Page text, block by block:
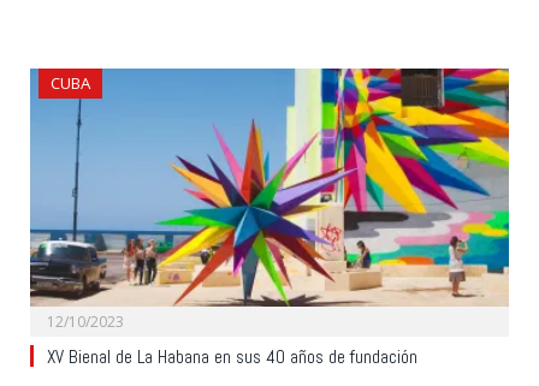
CUBA
12/10/2023
XV Bienal de La Habana en sus 40 años de fundación